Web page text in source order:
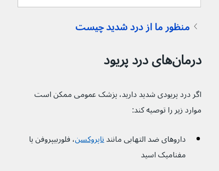
منظور ما از درد شدید چیست
درمان‌های درد پریود
اگر درد پریودی شدید دارید، پزشک عمومی ممکن است
موارد زیر را توصیه کند:
داروهای ضد التهابی مانند ناپروکسن، فلوربیپروفن یا
مفنامیک اسید